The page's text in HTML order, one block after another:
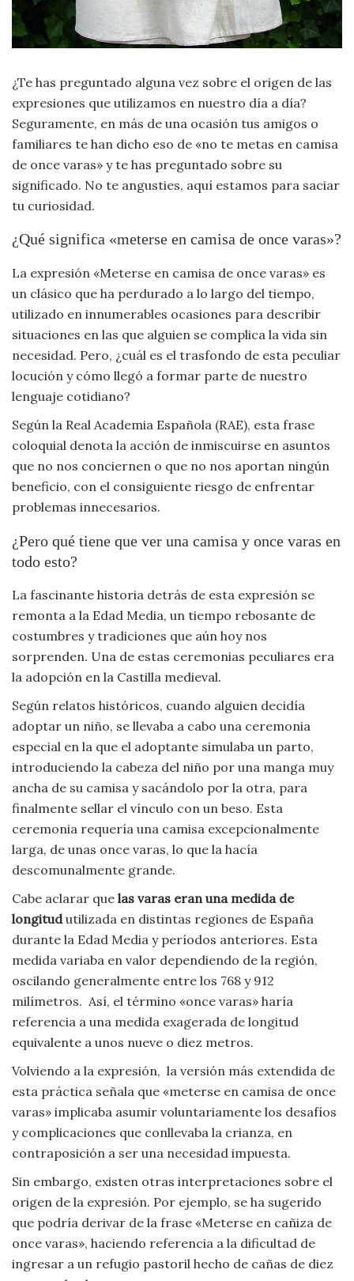
Religión
Salud
Sociología
Universo
Viajar
¿Te has preguntado alguna vez sobre el origen de las
expresiones que utilizamos en nuestro día a día?
Seguramente, en más de una ocasión tus amigos o
familiares te han dicho eso de «no te metas en camisa
de once varas» y te has preguntado sobre su
significado. No te angusties, aquí estamos para saciar
tu curiosidad.
¿Qué significa «meterse en camisa de once varas»?
La expresión «Meterse en camisa de once varas» es
un clásico que ha perdurado a lo largo del tiempo,
utilizado en innumerables ocasiones para describir
situaciones en las que alguien se complica la vida sin
necesidad. Pero, ¿cuál es el trasfondo de esta peculiar
locución y cómo llegó a formar parte de nuestro
lenguaje cotidiano?
Según la Real Academia Española (RAE), esta frase
coloquial denota la acción de inmiscuirse en asuntos
que no nos conciernen o que no nos aportan ningún
beneficio, con el consiguiente riesgo de enfrentar
problemas innecesarios.
¿Pero qué tiene que ver una camisa y once varas en
todo esto?
La fascinante historia detrás de esta expresión se
remonta a la Edad Media, un tiempo rebosante de
costumbres y tradiciones que aún hoy nos
sorprenden. Una de estas ceremonias peculiares era
la adopción en la Castilla medieval.
Según relatos históricos, cuando alguien decidía
adoptar un niño, se llevaba a cabo una ceremonia
especial en la que el adoptante simulaba un parto,
introduciendo la cabeza del niño por una manga muy
ancha de su camisa y sacándolo por la otra, para
finalmente sellar el vínculo con un beso. Esta
ceremonia requería una camisa excepcionalmente
larga, de unas once varas, lo que la hacía
descomunalmente grande.
Cabe aclarar que las varas eran una medida de
longitudutilizada en distintas regiones de España
durante la Edad Media y períodos anteriores. Esta
medida variaba en valor dependiendo de la región,
oscilando generalmente entre los 768 y 912
milímetros. Así, el término «once varas» haría
referencia a una medida exagerada de longitud
equivalente a unos nueve o diez metros.
Volviendo a la expresión, la versión más extendida de
esta práctica señala que «meterse en camisa de once
varas» implicaba asumir voluntariamente los desafíos
y complicaciones que conllevaba la crianza, en
contraposición a ser una necesidad impuesta.
Sin embargo, existen otras interpretaciones sobre el
origen de la expresión. Por ejemplo, se ha sugerido
que podría derivar de la frase «Meterse en cañiza de
once varas», haciendo referencia a la dificultad de
ingresar a un refugio pastoril hecho de cañas de diez